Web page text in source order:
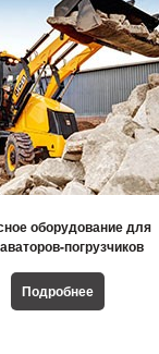
оборудование для
погрузчиков
Подробнее